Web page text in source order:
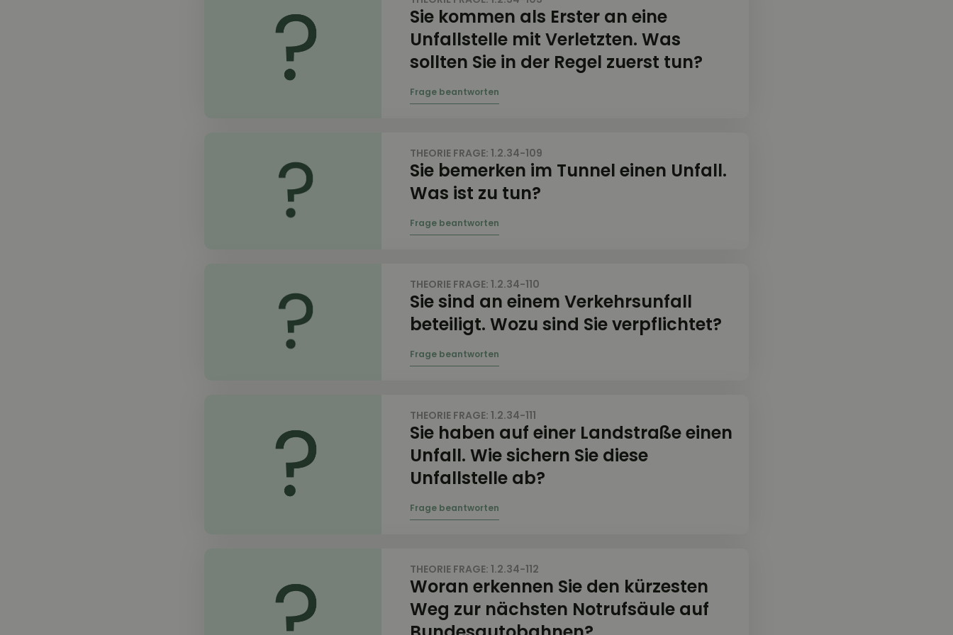
Sie kommen als Erster an eine
Unfallstelle mit Verletzten. Was
sollten Sie in der Regel zuerst tun?
THEORIE FRAGE: 1.2.34-109
Sie bemerken im Tunnel einen Unfall.
Was ist zu tun?
THEORIE FRAGE: 1.2.34-110
Sie sind an einem Verkehrsunfall
beteiligt. Wozu sind Sie verpflichtet?
THEORIE FRAGE: 1.2.34-111
Sie haben auf einer Landstraße einen
Unfall. Wie sichern Sie diese
Unfallstelle ab?
THEORIE FRAGE: 1.2.34-112
Woran erkennen Sie den kürzesten
Weg zur nächsten Notrufsäule auf